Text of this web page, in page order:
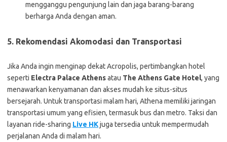
mengganggu pengunjung lain dan jaga barang-barang
berharga Anda dengan aman.
5. Rekomendasi Akomodasi dan Transportasi
Jika Anda ingin menginap dekat Acropolis, pertimbangkan hotel
seperti Electra Palace Athensatau The Athens Gate Hotel, yang
menawarkan kenyamanan dan akses mudah ke situs-situs
bersejarah. Untuk transportasi malam hari, Athena memiliki jaringan
transportasi umum yang efisien, termasuk bus dan metro. Taksi dan
layanan ride-sharing Live HKjuga tersedia untuk mempermudah
perjalanan Anda di malam hari.